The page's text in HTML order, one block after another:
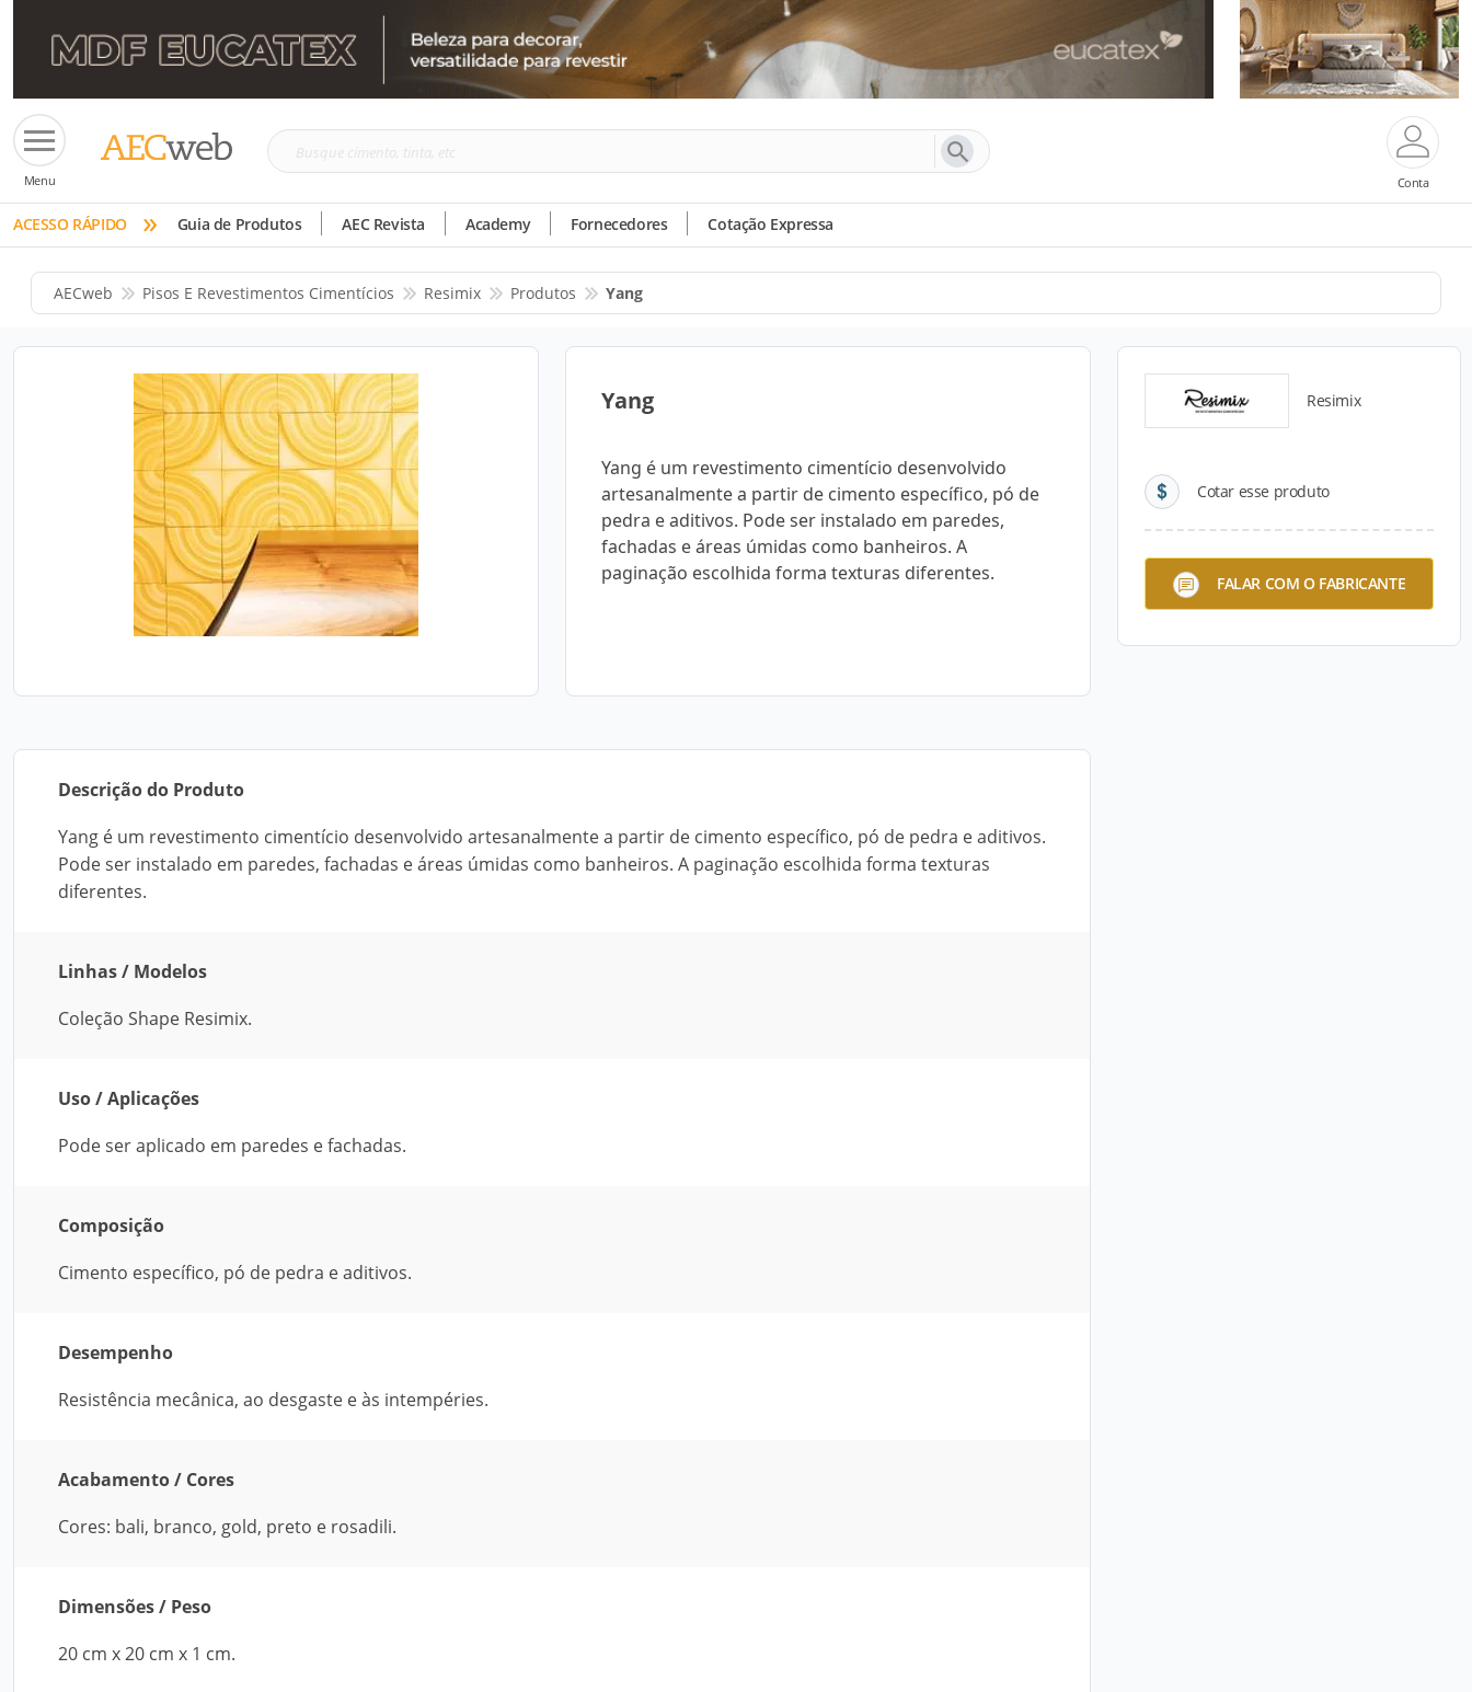
Menu
Busque
tinta,
etc
Conta
ACESSO RÁPIDO » Guia de Produtos AEC Revista Academy Fornecedores Cotação Expressa
AECweb Pisos E Revestimentos Cimentícios Resimix Produtos Yang
Yang
Yang é um revestimento cimentício desenvolvido
artesanalmente a partir de cimento específico, pó de
pedra e aditivos. Pode ser instalado em paredes,
fachadas e áreas úmidas como banheiros. A
paginação escolhida forma texturas diferentes.
Resimix
Cotar esse produto
FALAR COM O FABRICANTE
Descrição do Produto
Yang é um revestimento cimentício desenvolvido artesanalmente a partir de cimento específico, pó de pedra e aditivos.
Pode ser instalado em paredes, fachadas e áreas úmidas como banheiros. A paginação escolhida forma texturas
diferentes.
Linhas / Modelos
Coleção Shape Resimix.
Uso / Aplicações
Pode ser aplicado em paredes e fachadas.
Composição
Cimento específico, pó de pedra e aditivos.
Desempenho
Resistência mecânica, ao desgaste e às intempéries.
Acabamento / Cores
Cores: bali, branco, gold, preto e rosadili.
Dimensões / Peso
20 cm x 20 cm x 1 cm.